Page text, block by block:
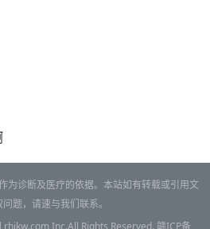
为诊断及医疗的依据。本站如有转载或引用文
题，请速与我们联系。
rhjkw.com Inc.All Rights Reserved. 赣ICP备